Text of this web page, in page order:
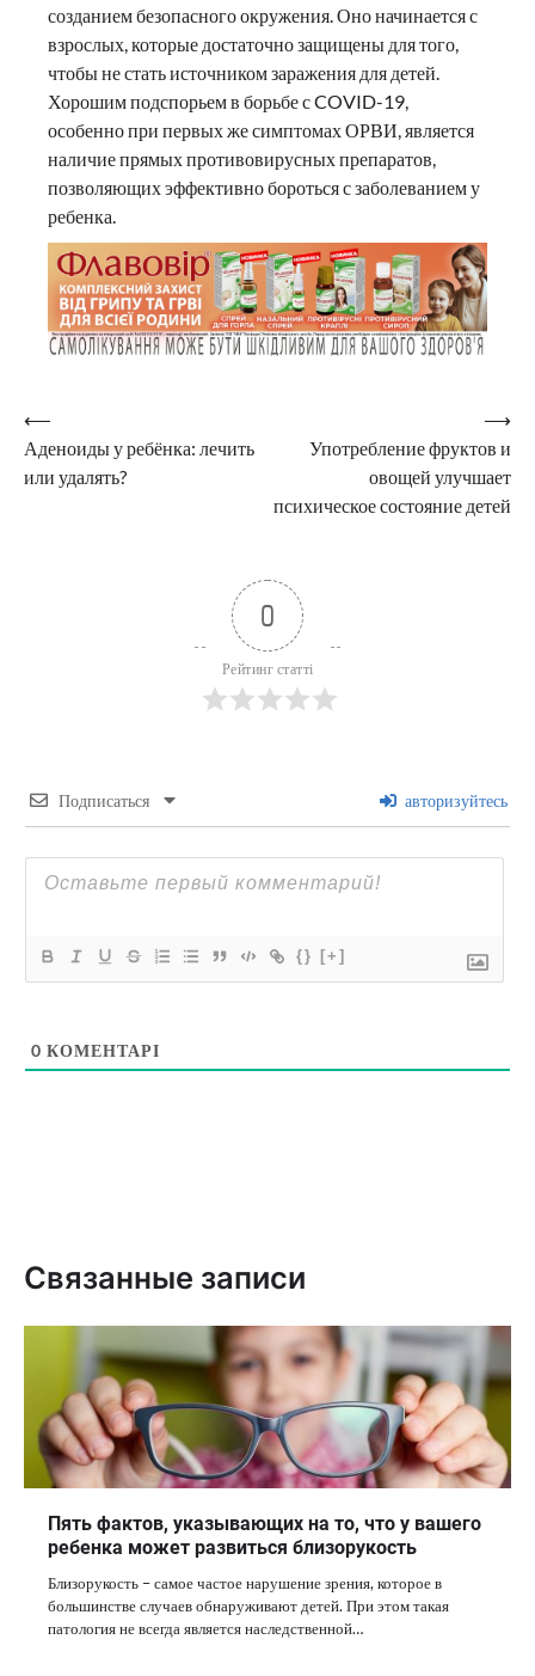
созданием безопасного окружения. Оно начинается с
взрослых, которые достаточно защищены для того,
чтобы не стать источником заражения для детей.
Хорошим подспорьем в борьбе с COVID-19,
особенно при первых же симптомах ОРВИ, является
наличие прямых противовирусных препаратов,
позволяющих эффективно бороться с заболеванием у
ребенка.
Навигация
по
записям
⟵
Аденоиды у ребёнка: лечить
или удалять?
Употребление фруктов и
овощей улучшает
психическое состояние детей
⟶
0
Рейтинг статті
Подписаться авторизуйтесь
{} [+]
0 КОМЕНТАРІ
Связанные записи
Пять фактов, указывающих на то, что у вашего
ребенка может развиться близорукость
Близорукость – самое частое нарушение зрения, которое в
большинстве случаев обнаруживают детей. При этом такая
патология не всегда является наследственной…